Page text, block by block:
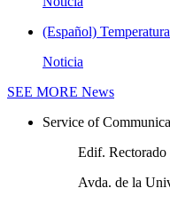
(Español)
Noticia
SEE MORE News
Service of
Edif.
Avda. de la